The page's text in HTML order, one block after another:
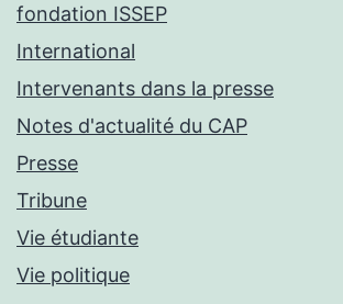
fondation ISSEP
International
Intervenants dans la presse
Notes d'actualité du CAP
Presse
Tribune
Vie étudiante
Vie politique